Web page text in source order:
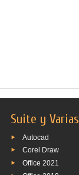
Suite y Varias
Autocad
Corel Draw
Office 2021